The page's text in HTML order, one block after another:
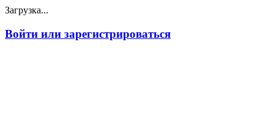
Загрузка...
Войти или зарегистрироваться